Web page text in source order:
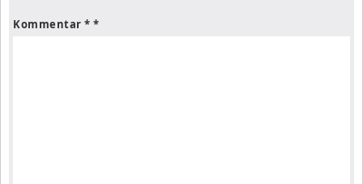
Kommentar *